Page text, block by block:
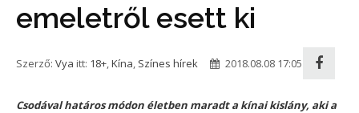
emeletről esett ki
Szerző: Vya itt: 18+,Kína, Színes hírek 2018.08.08 17:05
Csodával határos módon életben maradt a kínai kislány, aki a